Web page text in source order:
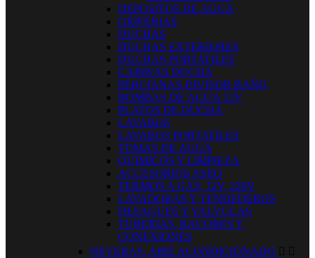
DEPOSITOS DE AGUA
GRIFERIAS
DUCHAS
DUCHAS EXTERIORES
DUCHAS PORTATILES
CABINAS DUCHA
PERCIANAS DIVISOR BAÑO
BOMBAS DE AGUA 12V
PLATOS DE DUCHA
LAVABOS
LAVABOS PORTATILES
TOMAS DE AGUA
QUIMICOS Y LIMPIEZA
ACCESORIOS ASEO
TERMOS A GAS, 12V, 220V
LAVADORAS Y TENDEDEROS
DESAGUES Y VALVULAS
TUBERIAS, RACORES Y
CONEXIONES
NEVERAS, AIRE ACONDICIONADO  